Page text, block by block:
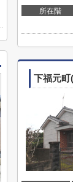
所在階
下福元町